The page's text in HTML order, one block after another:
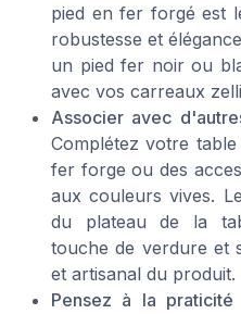
pied en fer forgé est
robustesse et
un pied fer noir ou
avec vos carreaux
Associer avec
Complétez votre
fer forge ou des
aux couleurs vives.
du plateau de la
touche de verdure et
et artisanal du produit.
Pensez à la praticité